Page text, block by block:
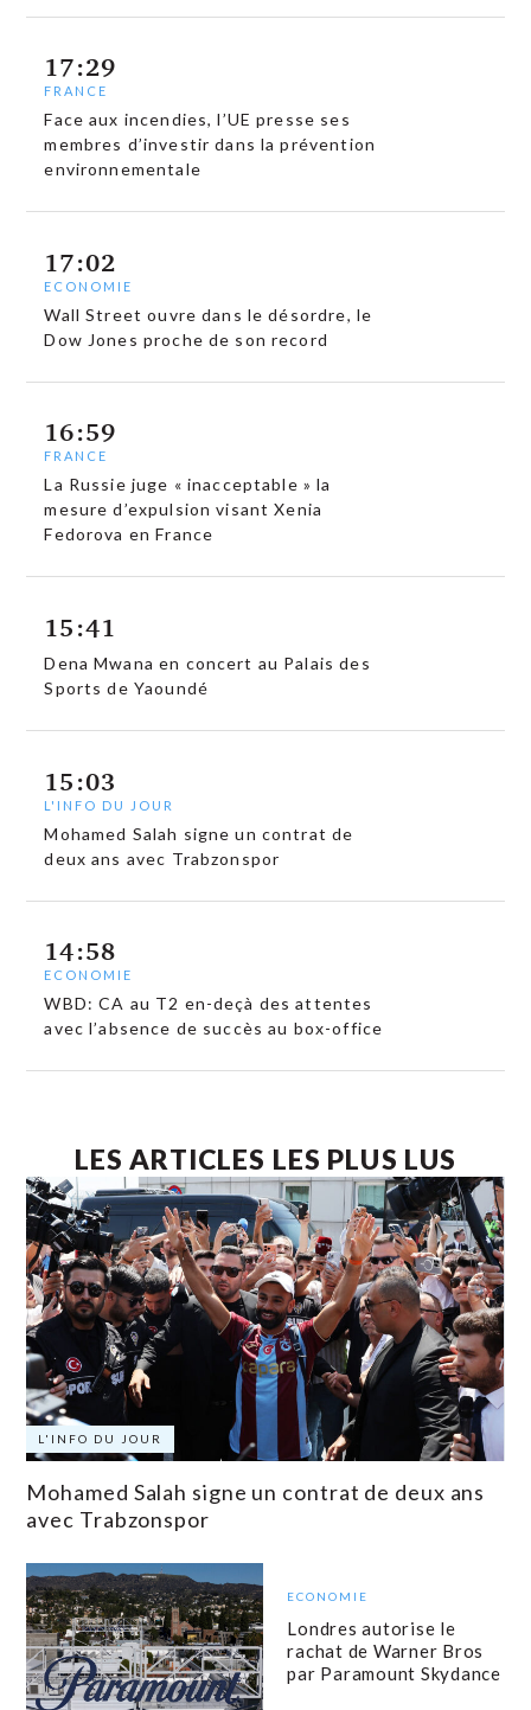
17:29
FRANCE
Face aux incendies, l’UE presse ses
membres d’investir dans la prévention
environnementale
17:02
ECONOMIE
Wall Street ouvre dans le désordre, le
Dow Jones proche de son record
16:59
FRANCE
La Russie juge « inacceptable » la
mesure d’expulsion visant Xenia
Fedorova en France
15:41
Dena Mwana en concert au Palais des
Sports de Yaoundé
15:03
L'INFO DU JOUR
Mohamed Salah signe un contrat de
deux ans avec Trabzonspor
14:58
ECONOMIE
WBD: CA au T2 en-deçà des attentes
avec l’absence de succès au box-office
LES ARTICLES LES PLUS LUS
L'INFO DU JOUR
Mohamed Salah signe un contrat de deux ans
avec Trabzonspor
ECONOMIE
Londres autorise le
rachat de Warner Bros
par Paramount Skydance